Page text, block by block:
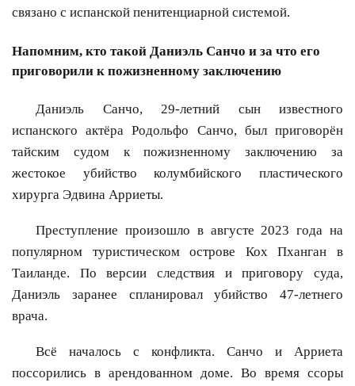
связано с испанской пенитенциарной системой.
Напомним, кто такой Даниэль Санчо и за что его
приговорили к пожизненному заключению
Даниэль Санчо, 29-летний сын известного
испанского актёра Родольфо Санчо, был приговорён
тайским судом к пожизненному заключению за
жестокое убийство колумбийского пластического
хирурга Эдвина Арриеты.
Преступление произошло в августе 2023 года на
популярном туристическом острове Кох Пханган в
Таиланде. По версии следствия и приговору суда,
Даниэль заранее спланировал убийство 47-летнего
врача.
Всё началось с конфликта. Санчо и Арриета
поссорились в арендованном доме. Во время ссоры